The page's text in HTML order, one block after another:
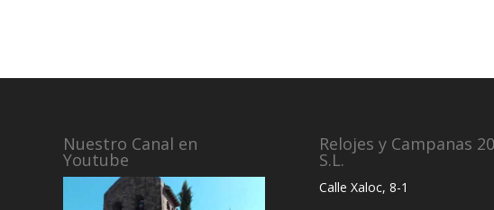
Nuestro Canal en
Youtube
Relojes y Campanas
S.L.
Calle Xaloc, 8-1